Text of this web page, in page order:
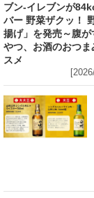
ブン‐イレブンが
バー 野菜ザクッ！
揚げ」を発売～腹
やつ、お酒のおつま
スメ